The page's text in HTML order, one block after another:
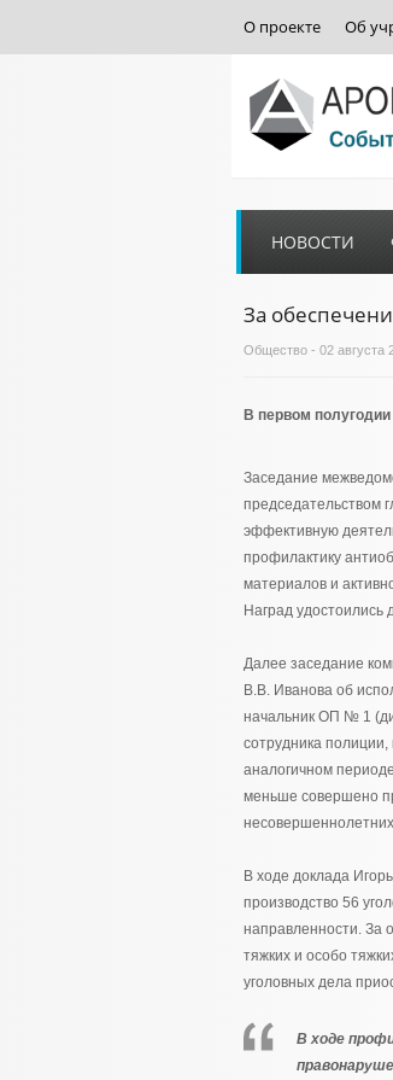
О проекте Об
НОВОСТИ
За
Общество - 02
В первом
Заседание
председательством
эффективную
профилактику
материалов и
Наград
Далее заседание
В.В. Иванова об
начальник ОП № 1
сотрудника
аналогичном
меньше совершено
В ходе доклада
производство 56
направленности. За
тяжких и особо
уголовных дела
В ходе